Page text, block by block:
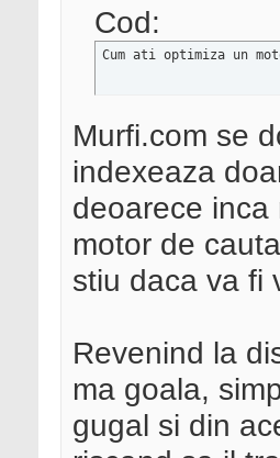
Cod:
Cum ati optimiza un
Murfi.com se
indexeaza
deoarece
motor de
stiu daca va fi
Revenind la
ma goala,
gugal si din